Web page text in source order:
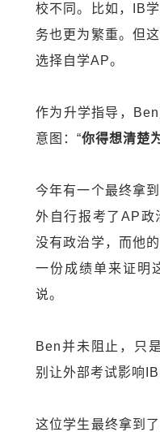
校不同。比如，
IB
务也更为繁重。但
选择自学AP。
作为升学指导， Ben
意图：“你得想清楚
今年有一个最终拿
外自行报考了AP政
没有政治学，而他
一份成绩单来证明
说。
Ben并未阻止，只
别让外部考试影响 IB
这位学生最终拿到